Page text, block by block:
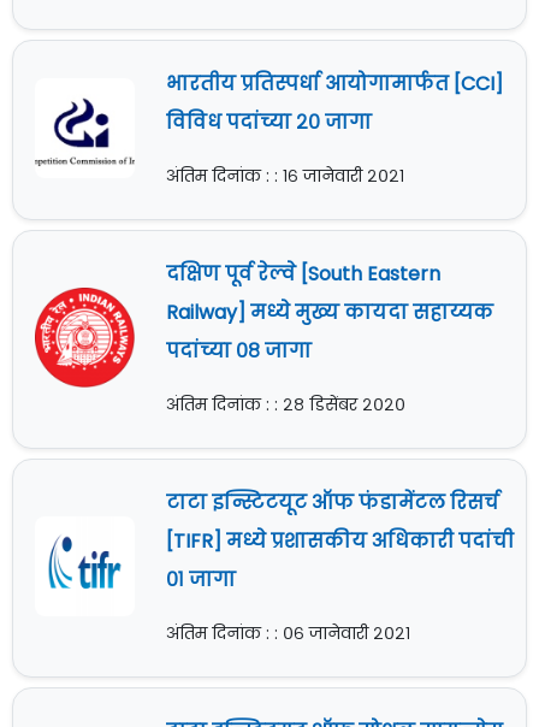
भारतीय प्रतिस्पर्धा आयोगामार्फत [CCI]
विविध पदांच्या २० जागा
अंतिम दिनांक : : १६ जानेवारी २०२१
दक्षिण पूर्व रेल्वे [South Eastern
Railway] मध्ये मुख्य कायदा सहाय्यक
पदांच्या ०८ जागा
अंतिम दिनांक : : २८ डिसेंबर २०२०
टाटा इन्स्टिटयूट ऑफ फंडामेंटल रिसर्च
[TIFR] मध्ये प्रशासकीय अधिकारी पदांची
०१ जागा
अंतिम दिनांक : : ०६ जानेवारी २०२१